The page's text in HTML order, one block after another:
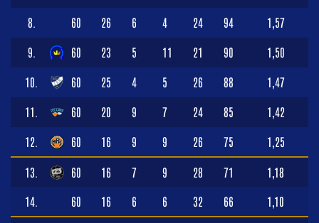
8. 60 26 6 4 24 94 1,57
9. 60 23 5 11 21 90 1,50
10. 60 25 4 5 26 88 1,47
11. 60 20 9 7 24 85 1,42
12. 60 16 9 9 26 75 1,25
13. 60 16 7 9 28 71 1,18
14. 60 16 6 6 32 66 1,10